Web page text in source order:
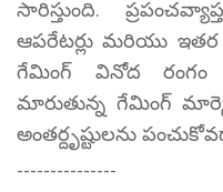
సారిస్తుంది.
ఆపరేటర్లు మరియు
గేమింగ్ వినోద
మారుతున్న గేమింగ్
అంతర్దృష్టులను
---------------